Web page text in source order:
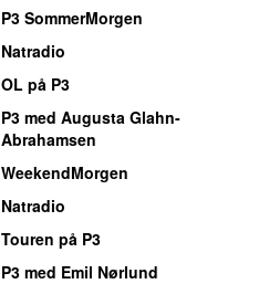
P3 SommerMorgen
Natradio
OL på P3
P3 med Augusta Glahn-
Abrahamsen
WeekendMorgen
Natradio
Touren på P3
P3 med Emil Nørlund